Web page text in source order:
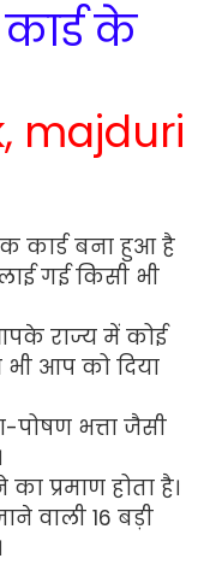
के
majduri
कार्ड बना हुआ है
गई किसी भी
राज्य में कोई
आप को दिया
पोषण भत्ता जैसी
प्रमाण होता है।
वाली 16 बड़ी